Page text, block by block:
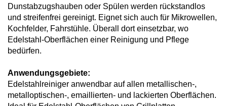
Dunstabzugshauben oder Spülen werden rückstandlos
und streifenfrei gereinigt. Eignet sich auch für Mikrowellen,
Kochfelder, Fahrstühle. Überall dort einsetzbar, wo
Edelstahl-Oberflächen einer Reinigung und Pflege
bedürfen.
Anwendungsgebiete:
Edelstahlreiniger anwendbar auf allen metallischen-,
metalloptischen-, emaillierten- und lackierten Oberflächen.